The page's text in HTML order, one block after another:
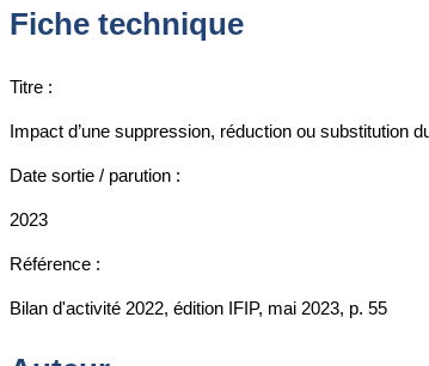
Fiche technique
Titre :
Impact d’une suppression, réduction ou substitution
Date sortie / parution :
2023
Référence :
Bilan d'activité 2022, édition IFIP, mai 2023, p. 55